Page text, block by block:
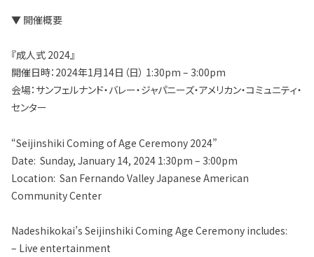
▼ 開催概要
『成人式 2024』
開催日時：2024年1月14日（日） 1:30pm – 3:00pm
会場：サンフェルナンド・バレー・ジャパニーズ・アメリカン・コミュニティ・
センター
“Seijinshiki Coming of Age Ceremony 2024”
Date: Sunday, January 14, 2024 1:30pm – 3:00pm
Location: San Fernando Valley Japanese American
Community Center
Nadeshikokai’s Seijinshiki Coming Age Ceremony includes:
– Live entertainment